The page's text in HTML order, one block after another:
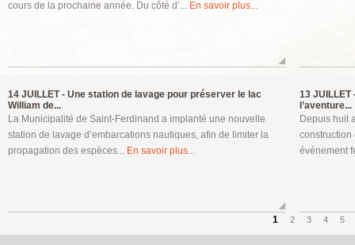
cours de la prochaine année. Du côté d’... En savoir plus...
14 JUILLET - Une station de lavage pour préserver le lac
William de...
La Municipalité de Saint-Ferdinand a implanté une nouvelle
station de lavage d’embarcations nautiques, afin de limiter la
propagation des espèces... En savoir plus...
13 JUILLET
l’aventure...
Depuis huit
construction
événement
1 2 3 4 5